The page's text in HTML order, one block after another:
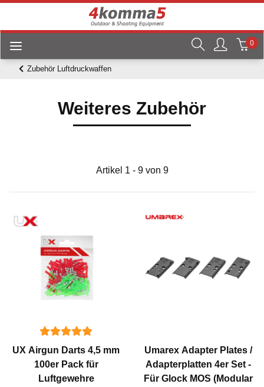
0
Zubehör Luftdruckwaffen
Weiteres Zubehör
Artikel 1 - 9 von 9
UX Airgun Darts 4,5 mm
100er Pack für
Luftgewehre
Umarex Adapter Plates /
Adapterplatten 4er Set -
Für Glock MOS (Modular